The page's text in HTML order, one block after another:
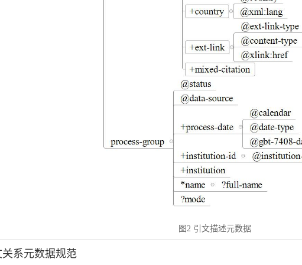
图2 引文描述元数据
关系元数据规范